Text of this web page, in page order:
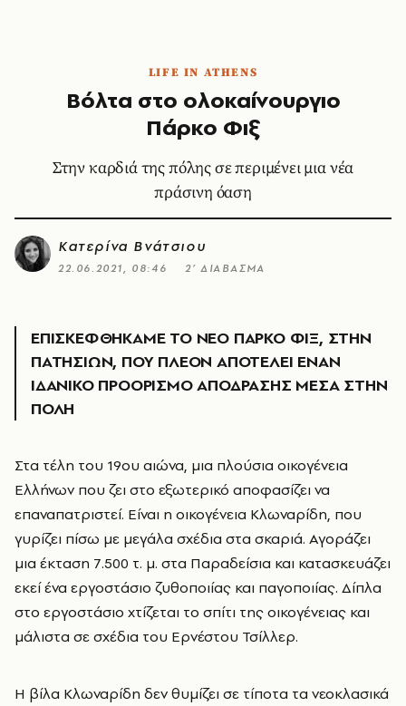
LIFE IN ATHENS
Βόλτα στο ολοκαίνουργιο
Πάρκο Φιξ
Στην καρδιά της πόλης σε περιμένει μια νέα
πράσινη όαση
Κατερίνα Βνάτσιου
22.06.2021, 08:46 2’ ΔΙΑΒΑΣΜΑ
ΕΠΙΣΚΕΦΘΗΚΑΜΕ ΤΟ ΝΕΟ ΠΑΡΚΟ ΦΙΞ, ΣΤΗΝ
ΠΑΤΗΣΙΩΝ, ΠΟΥ ΠΛΕΟΝ ΑΠΟΤΕΛΕΙ ΕΝΑΝ
ΙΔΑΝΙΚΟ ΠΡΟΟΡΙΣΜΟ ΑΠΟΔΡΑΣΗΣ ΜΕΣΑ ΣΤΗΝ
ΠΟΛΗ
Στα τέλη του 19ου αιώνα, μια πλούσια οικογένεια
Ελλήνων που ζει στο εξωτερικό αποφασίζει να
επαναπατριστεί. Είναι η οικογένεια Κλωναρίδη, που
γυρίζει πίσω με μεγάλα σχέδια στα σκαριά. Αγοράζει
μια έκταση 7.500 τ. μ. στα Παραδείσια και κατασκευάζει
εκεί ένα εργοστάσιο ζυθοποιίας και παγοποιίας. Δίπλα
στο εργοστάσιο χτίζεται το σπίτι της οικογένειας και
μάλιστα σε σχέδια του Ερνέστου Τσίλλερ.
Η βίλα Κλωναρίδη δεν θυμίζει σε τίποτα τα νεοκλασικά